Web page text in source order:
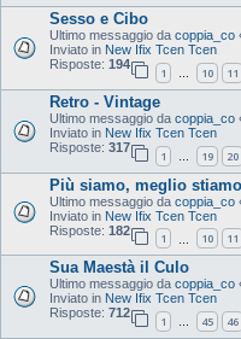
Sesso e Cibo
Ultimo messaggio da coppia_co
Inviato in New Ifix Tcen Tcen
Risposte: 194
1 … 10 11
Retro - Vintage
Ultimo messaggio da coppia_co
Inviato in New Ifix Tcen Tcen
Risposte: 317
1 … 19 20
Più siamo, meglio
Ultimo messaggio da coppia_co
Inviato in New Ifix Tcen Tcen
Risposte: 182
1 10 11
Sua Maestà il Culo
Ultimo messaggio da coppia_co
Inviato in New Ifix Tcen Tcen
Risposte: 712
1 … 45 46